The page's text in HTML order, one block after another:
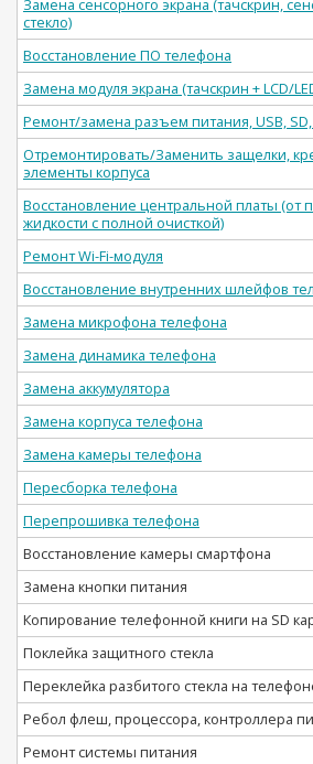
Замена сенсорного экрана (тачскрин,
стекло)
Восстановление ПО телефона
Замена модуля экрана (тачскрин + LCD/
Ремонт/замена разъем питания, USB,
Отремонтировать/Заменить защелки,
элементы корпуса
Восстановление центральной платы (от
жидкости с полной очисткой)
Ремонт Wi-Fi-модуля
Восстановление внутренних шлейфов
Замена микрофона телефона
Замена динамика телефона
Замена аккумулятора
Замена корпуса телефона
Замена камеры телефона
Пересборка телефона
Перепрошивка телефона
Восстановление камеры смартфона
Замена кнопки питания
Копирование телефонной книги на SD
Поклейка защитного стекла
Переклейка разбитого стекла на
Ребол флеш, процессора, контроллера
Ремонт системы питания